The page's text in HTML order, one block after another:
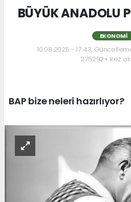
BÜYÜK ANADOLU
EKONOMI
10.08.2025 - 17:43,
275292+ kez
BAP bize neleri hazırlıyor?